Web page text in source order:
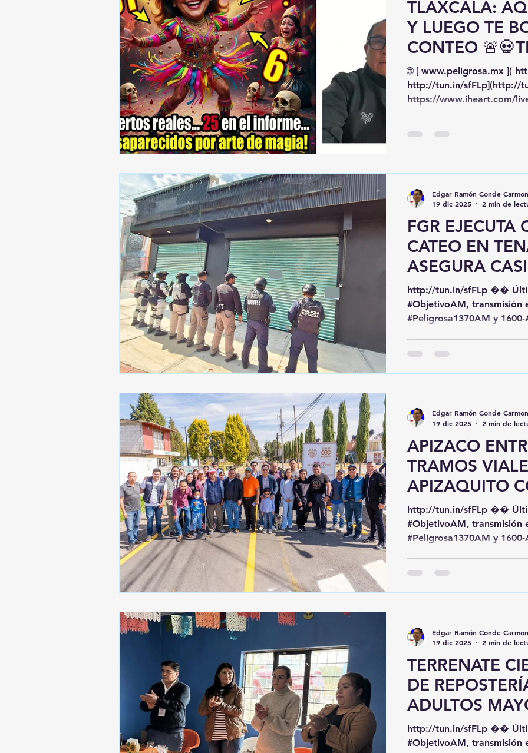
TLAXCALA:
Y LUEGO TE
CONTEO
AQUÍ TE
TE BORRAN
🌐 [ www.peligrosa.mx ](
http://tun.in/sfFLp](http://
https://www.iheart.com/
(https://rss.com/es/podcasts/
Tlaxcala la violencia no so
FGR EJECUTA
CATEO EN
ASEGURA
PRENDAS
APÓCRIFAS
http://tun.in/sfFLp �� Últimas #noticias en
#ObjetivoAM, transmisión
#Peligrosa1370AM y
#RadioOnline ��
denuncias por WhatsApp
orden de cateo emitida
Edgar Ramón Conde
19 dic 2025
2 min de
APIZACO
TRAMOS
APIZAQUITO
SUPERIOR A
PESOS
http://tun.in/sfFLp �� Últimas #noticias en
#ObjetivoAM, transmisión
#Peligrosa1370AM y
denuncias por WhatsApp
presidente municipal
Edgar Ramón Conde
19 dic 2025
2 min de
TERRENATE
DE
ADULTOS
APOYO DE
LOCALES
http://tun.in/sfFLp �� Últimas #noticias en
#ObjetivoAM, transmisión
Edgar Ramón Conde
19 dic 2025
2 min de